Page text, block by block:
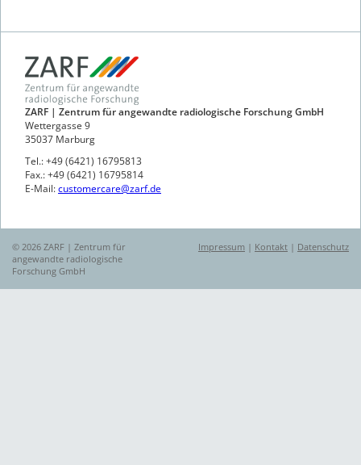
ZARF | Zentrum für angewandte radiologische Forschung GmbH
Wettergasse 9
35037 Marburg
Tel.: +49 (6421) 16795813
Fax.: +49 (6421) 16795814
E-Mail:customercare@zarf.de
© 2026 ZARF | Zentrum für
angewandte radiologische
Forschung GmbH
Impressum | Kontakt | Datenschutz